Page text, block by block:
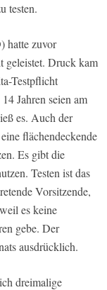
testen.
hatte zuvor
geleistet. Druck kam
Testpflicht
Jahren seien am
es. Auch der
flächendeckende
Es gibt die
Testen ist das
Vorsitzende,
es keine
gebe. Der
ausdrücklich.
dreimalige